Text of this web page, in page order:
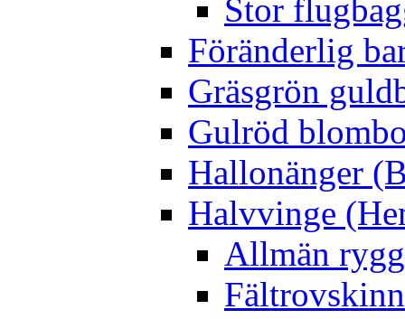
Stor
Föränderlig
Gräsgrön
Gulröd
Hallonänger
Halvvinge
Allmän